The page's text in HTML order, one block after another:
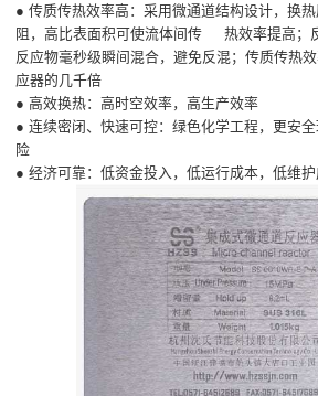
● 传质传热效率高：采用微通道结构设计，换
阻，高比表面积可使流体间传 热效率提高；
反应物毫秒级瞬间混合，避免反混；传质传
应器的几千倍
● 高效换热：高时空效率，高生产效率
● 连续密闭、快速可控：绿色化学工程，更安
险
● 经济可靠：低资金投入，低运行成本，低维